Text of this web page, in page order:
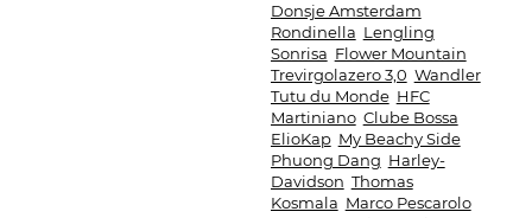
Donsje Amsterdam
Rondinella Lengling
Sonrisa Flower Mountain
Trevirgolazero 3,0 Wandler
Tutu du Monde HFC
Martiniano Clube Bossa
ElioKap My Beachy Side
Phuong Dang Harley-
Davidson Thomas
Kosmala Marco Pescarolo